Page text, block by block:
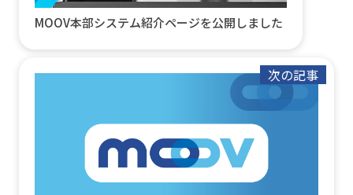
MOOV本部システム紹介ページを公開しました
次の記事